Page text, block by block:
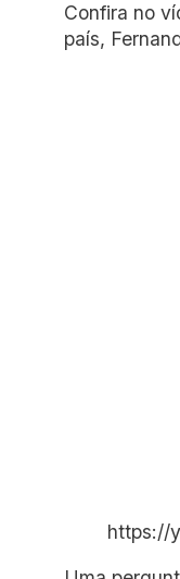
Confira no
país,
https://